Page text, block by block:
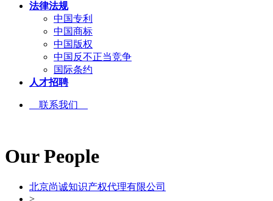
法律法规
中国专利
中国商标
中国版权
中国反不正当竞争
国际条约
人才招聘
联系我们
Our People
北京尚诚知识产权代理有限公司
>